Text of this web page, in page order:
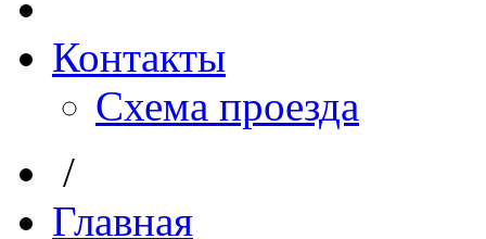
Контакты
Схема проезда
/
Главная